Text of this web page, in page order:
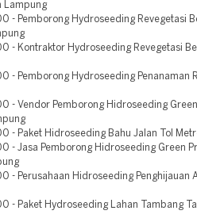
Lampung
- Pemborong Hydroseeding Revegetasi
- Kontraktor Hydroseeding Revegetasi
- Pemborong Hydroseeding Penanaman
- Vendor Pemborong Hidroseeding
- Paket Hidroseeding Bahu Jalan Tol
- Jasa Pemborong Hidroseeding Green
- Perusahaan Hidroseeding Penghijauan
- Paket Hydroseeding Lahan Tambang